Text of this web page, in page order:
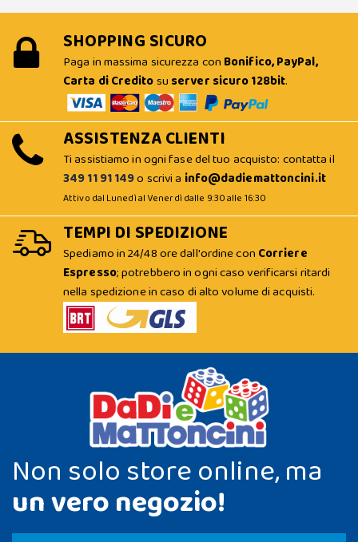
SHOPPING SICURO
Paga in massima sicurezza con Bonifico, PayPal,
Carta di Creditosu server sicuro 128bit.
ASSISTENZA CLIENTI
Ti assistiamo in ogni fase del tuo acquisto: contatta il
349 11 91 149o scrivi a info@dadiemattoncini.it
Attivo dal Lunedì al Venerdì dalle 9:30 alle 16:30
TEMPI DI SPEDIZIONE
Spediamo in 24/48 ore dall'ordine con Corriere
Espresso; potrebbero in ogni caso verificarsi ritardi
nella spedizione in caso di alto volume di acquisti.
Non solo store online, ma
un vero negozio!